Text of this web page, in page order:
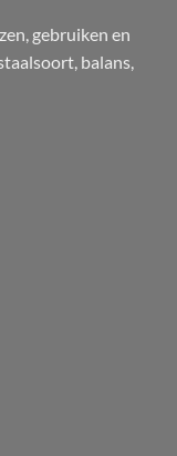
gebruiken en
balans,